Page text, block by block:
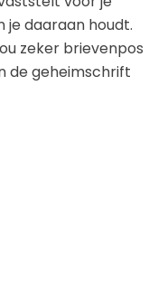
daaraan houdt.
zeker brievenpos
de geheimschrift